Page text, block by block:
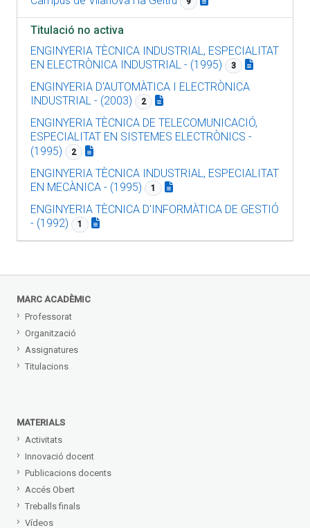
Titulació no activa
ENGINYERIA TÈCNICA INDUSTRIAL, ESPECIALITAT
EN ELECTRÒNICA INDUSTRIAL - (1995)
3
ENGINYERIA D'AUTOMÀTICA I ELECTRÒNICA
INDUSTRIAL - (2003)
2
ENGINYERIA TÈCNICA DE TELECOMUNICACIÓ,
ESPECIALITAT EN SISTEMES ELECTRÒNICS -
(1995)
2
ENGINYERIA TÈCNICA INDUSTRIAL, ESPECIALITAT
EN MECÀNICA - (1995)
1
ENGINYERIA TÈCNICA D'INFORMÀTICA DE GESTIÓ
- (1992)
1
MARC ACADÈMIC
Professorat
Organització
Assignatures
Titulacions
MATERIALS
Activitats
Innovació docent
Publicacions docents
Accés Obert
Treballs finals
Vídeos